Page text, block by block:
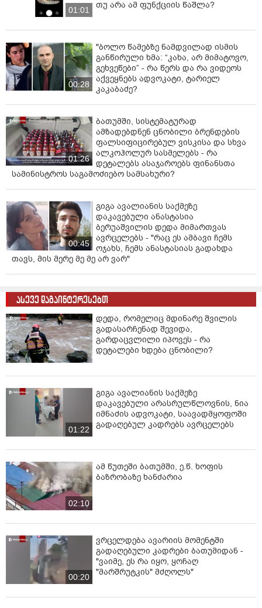
რე­ნი­ით იტან­ჯე­ბო­და.
იმას, რაც ჩვენს გუ­ლებ­ში ხდე­ბა. ირი­ნა აშშ-ში ომს გა­
ექ­ცა და უსაფრ­თხო­ე­ბის სა­ძი­ებ­ლად ჩა­ვი­და. ამის ნაც­
ვლად, მას სი­ცო­ცხლე ყვე­ლა­ზე სა­ში­ნე­ლი გზით წა­არ­
თვეს.
ქვა­მია ოჯა­ხის მიერ გავ­რცე­ლე­ბულ გან­ცხა­დე­ბა­ში.
01:01
თუ არა ამ ფუნქციის წაშლა?
00:28
"ბოლო წამებზე ნამდვილად ისმის
განწირული ხმა: “კახა, არ მიმატოვო,
გეხვეწები” - რა წერს და რა ვიდეოს
აქვეყნებს ადვოკატი, ტარიელ
კაკაბაძე?
01:26
ბათუმში, სისტემატურად
ამზადებდნენ ცნობილი ბრენდების
ფალსიფიცირებულ ვისკისა და სხვა
ალკოჰოლურ სასმელებს - რა
დეტალებს ასაჯაროებს ფინანსთა
სამინისტროს საგამოძიებო სამსახური?
00:45
გიგა ავალიანის საქმეზე
დაკავებული ანასტასია
ბერუაშვილის დედა მიმართვას
ავრცელებს - "რაც ეს ამბავი ჩემს
ოჯახს, ჩემს ანასტასიას გადახდა
თავს, მის მერე მე მე არ ვარ"
ასევე დაგაინტერესებთ
დედა, რომელიც მდინარე შვილის
გადასარჩენად შევიდა,
გარდაცვლილი იპოვეს - რა
დეტალები ხდება ცნობილი?
01:22
გიგა ავალიანის საქმეზე
დაკავებული არასრულწლოვნის, ნია
იმნაძის ადვოკატი, საავადმყოფოში
გადაღებულ კადრებს ავრცელებს
02:10
ამ წუთეში ბათუმში, ე.წ. ხოფის
ბაზრობაზე ხანძარია
00:20
ვრცელდება ავარიის მომენტში
გადაღებული კადრები ბათუმიდან -
"ვაიმე, ეს რა იყო, ყოჩაღ
"მარშრუტკის" მძღოლს"